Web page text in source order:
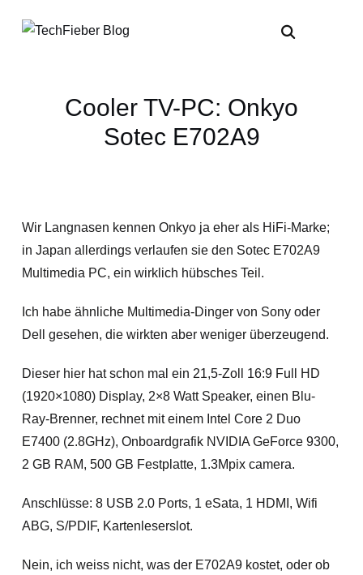
Cooler TV-PC: Onkyo
Sotec E702A9
Wir Langnasen kennen Onkyo ja eher als HiFi-Marke;
in Japan allerdings verlaufen sie den Sotec E702A9
Multimedia PC, ein wirklich hübsches Teil.
Ich habe ähnliche Multimedia-Dinger von Sony oder
Dell gesehen, die wirkten aber weniger überzeugend.
Dieser hier hat schon mal ein 21,5-Zoll 16:9 Full HD
(1920×1080) Display, 2×8 Watt Speaker, einen Blu-
Ray-Brenner, rechnet mit einem Intel Core 2 Duo
E7400 (2.8GHz), Onboardgrafik NVIDIA GeForce 9300,
2 GB RAM, 500 GB Festplatte, 1.3Mpix camera.
Anschlüsse: 8 USB 2.0 Ports, 1 eSata, 1 HDMI, Wifi
ABG, S/PDIF, Kartenleserslot.
Nein, ich weiss nicht, was der E702A9 kostet, oder ob